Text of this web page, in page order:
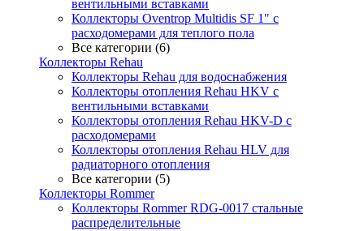
вентильными вставками
Коллекторы Oventrop Multidis SF 1" с
расходомерами для теплого пола
Все категории (6)
Коллекторы Rehau
Коллекторы Rehau для водоснабжения
Коллекторы отопления Rehau HKV с
вентильными вставками
Коллекторы отопления Rehau HKV-D с
расходомерами
Коллекторы отопления Rehau HLV для
радиаторного отопления
Все категории (5)
Коллекторы Rommer
Коллекторы Rommer RDG-0017 стальные
распределительные